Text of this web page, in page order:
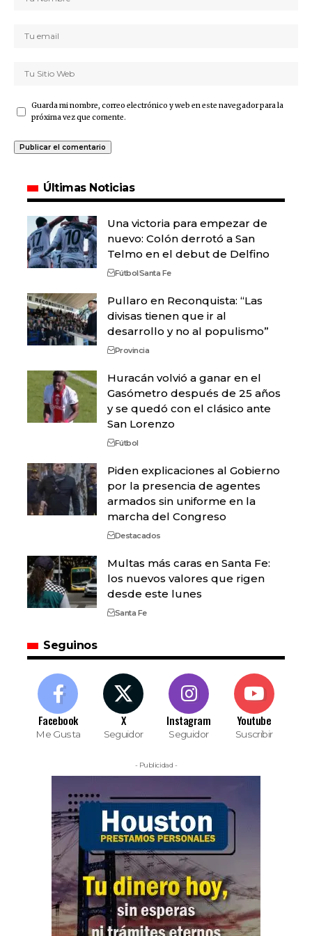
Guarda mi nombre, correo electrónico y web en este navegador para la
próxima vez que comente.
Últimas Noticias
Una victoria para empezar de
nuevo: Colón derrotó a San
Telmo en el debut de Delfino
FútbolSanta Fe
Pullaro en Reconquista: “Las
divisas tienen que ir al
desarrollo y no al populismo”
Provincia
Huracán volvió a ganar en el
Gasómetro después de 25 años
y se quedó con el clásico ante
San Lorenzo
Fútbol
Piden explicaciones al Gobierno
por la presencia de agentes
armados sin uniforme en la
marcha del Congreso
Destacados
Multas más caras en Santa Fe:
los nuevos valores que rigen
desde este lunes
Santa Fe
Seguinos
Facebook
Me Gusta
X
Seguidor
Instagram
Seguidor
Youtube
Suscribir
- Publicidad -